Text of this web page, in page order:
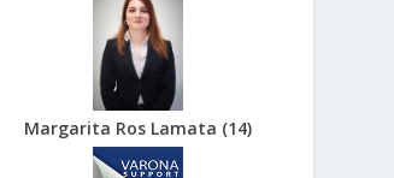
Margarita Ros Lamata (14)